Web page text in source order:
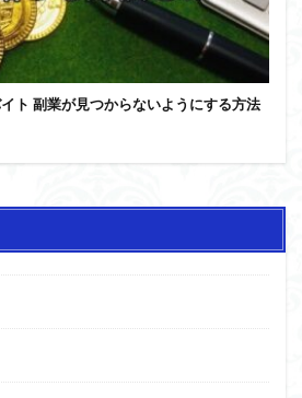
ト 副業が見つからないようにする方法